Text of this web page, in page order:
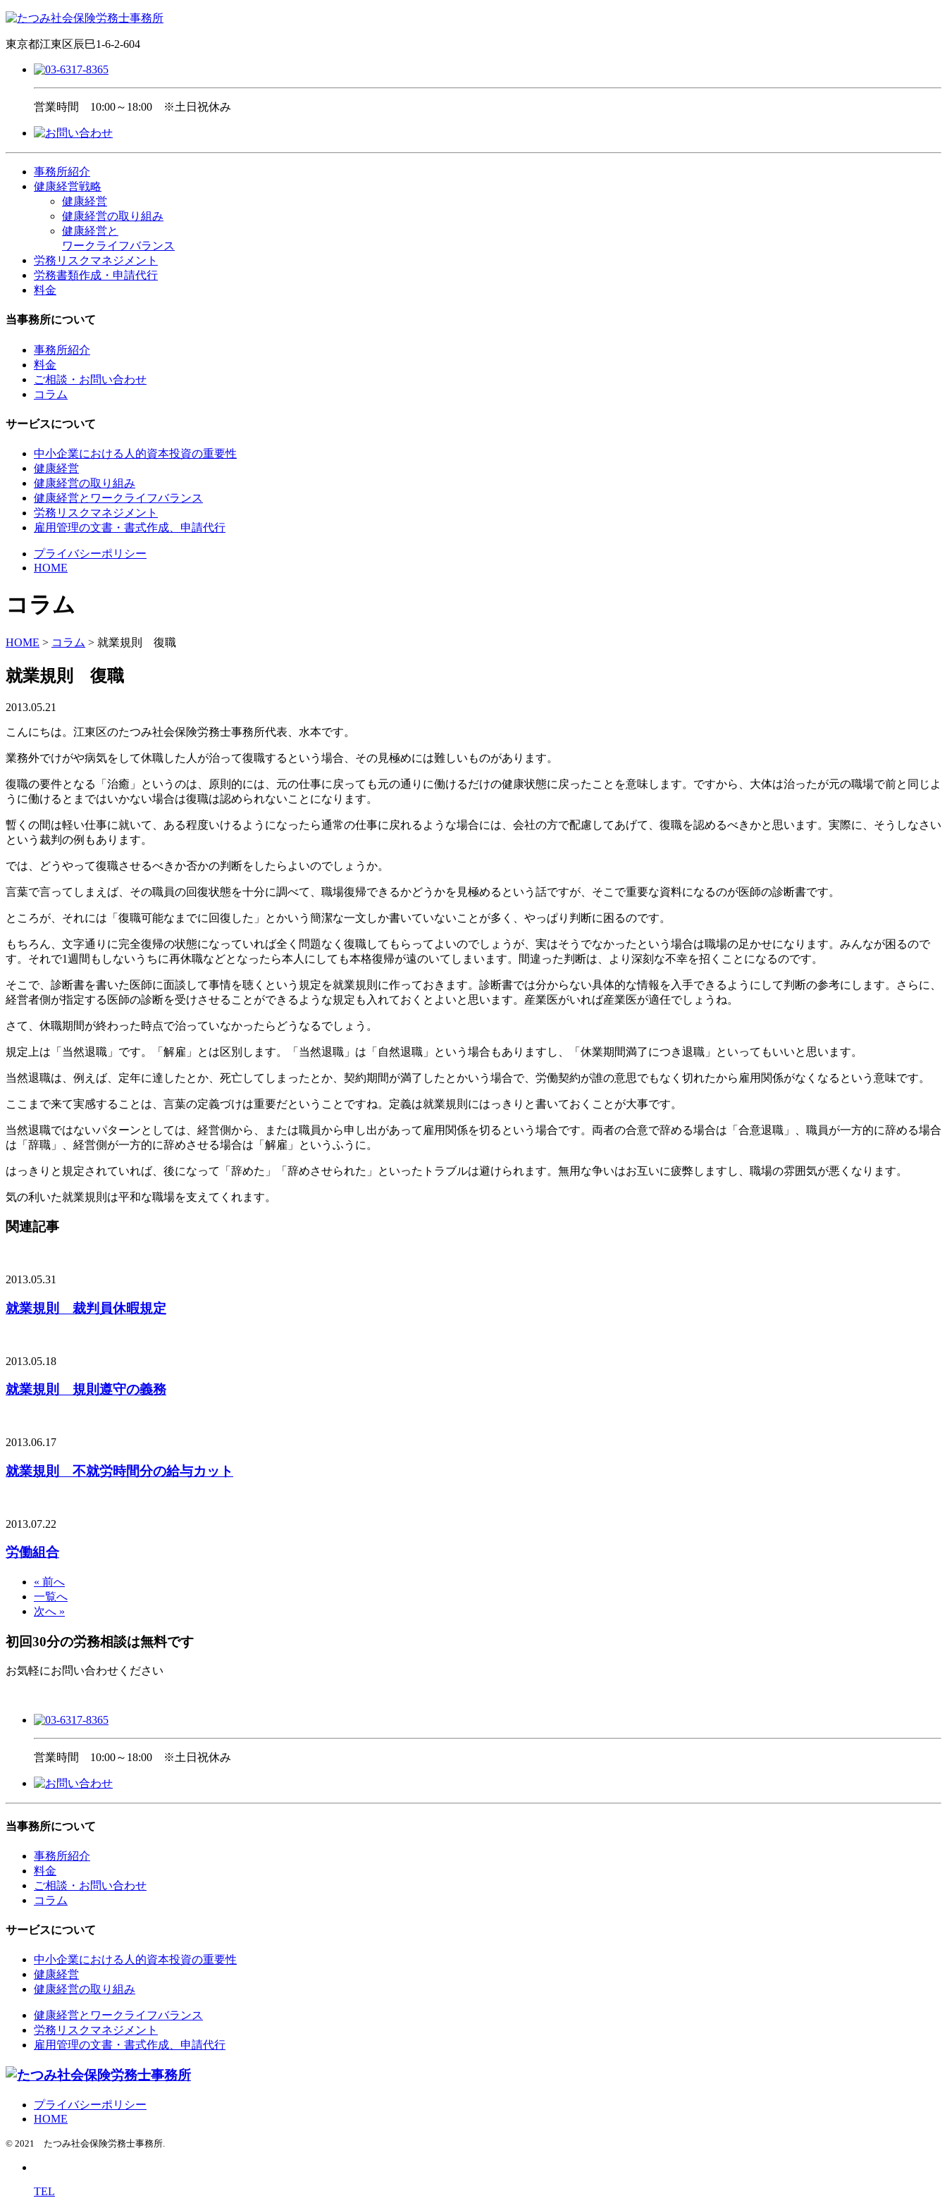
東京都江東区辰巳1-6-2-604
営業時間 10:00～18:00 ※土日祝休み
事務所紹介
健康経営戦略
健康経営
健康経営の取り組み
健康経営と
ワークライフバランス
労務リスクマネジメント
労務書類作成・申請代行
料金
当事務所について
事務所紹介
料金
ご相談・お問い合わせ
コラム
サービスについて
中小企業における人的資本投資の重要性
健康経営
健康経営の取り組み
健康経営とワークライフバランス
労務リスクマネジメント
雇用管理の文書・書式作成、申請代行
プライバシーポリシー
HOME
コラム
HOME > コラム > 就業規則 復職
就業規則 復職
2013.05.21
こんにちは。江東区のたつみ社会保険労務士事務所代表、水本です。
業務外でけがや病気をして休職した人が治って復職するという場合、その見極めには難しいものがあります。
復職の要件となる「治癒」というのは、原則的には、元の仕事に戻っても元の通りに働けるだけの健康状態に戻ったことを意味します。ですから、大体は治ったが元の職場で前と同じよ
うに働けるとまではいかない場合は復職は認められないことになります。
暫くの間は軽い仕事に就いて、ある程度いけるようになったら通常の仕事に戻れるような場合には、会社の方で配慮してあげて、復職を認めるべきかと思います。実際に、そうしなさい
という裁判の例もあります。
では、どうやって復職させるべきか否かの判断をしたらよいのでしょうか。
言葉で言ってしまえば、その職員の回復状態を十分に調べて、職場復帰できるかどうかを見極めるという話ですが、そこで重要な資料になるのが医師の診断書です。
ところが、それには「復職可能なまでに回復した」とかいう簡潔な一文しか書いていないことが多く、やっぱり判断に困るのです。
もちろん、文字通りに完全復帰の状態になっていれば全く問題なく復職してもらってよいのでしょうが、実はそうでなかったという場合は職場の足かせになります。みんなが困るので
す。それで1週間もしないうちに再休職などとなったら本人にしても本格復帰が遠のいてしまいます。間違った判断は、より深刻な不幸を招くことになるのです。
そこで、診断書を書いた医師に面談して事情を聴くという規定を就業規則に作っておきます。診断書では分からない具体的な情報を入手できるようにして判断の参考にします。さらに、
経営者側が指定する医師の診断を受けさせることができるような規定も入れておくとよいと思います。産業医がいれば産業医が適任でしょうね。
さて、休職期間が終わった時点で治っていなかったらどうなるでしょう。
規定上は「当然退職」です。「解雇」とは区別します。「当然退職」は「自然退職」という場合もありますし、「休業期間満了につき退職」といってもいいと思います。
当然退職は、例えば、定年に達したとか、死亡してしまったとか、契約期間が満了したとかいう場合で、労働契約が誰の意思でもなく切れたから雇用関係がなくなるという意味です。
ここまで来て実感することは、言葉の定義づけは重要だということですね。定義は就業規則にはっきりと書いておくことが大事です。
当然退職ではないパターンとしては、経営側から、または職員から申し出があって雇用関係を切るという場合です。両者の合意で辞める場合は「合意退職」、職員が一方的に辞める場合
は「辞職」、経営側が一方的に辞めさせる場合は「解雇」というふうに。
はっきりと規定されていれば、後になって「辞めた」「辞めさせられた」といったトラブルは避けられます。無用な争いはお互いに疲弊しますし、職場の雰囲気が悪くなります。
気の利いた就業規則は平和な職場を支えてくれます。
関連記事
2013.05.31
就業規則 裁判員休暇規定
2013.05.18
就業規則 規則遵守の義務
2013.06.17
就業規則 不就労時間分の給与カット
2013.07.22
労働組合
« 前へ
一覧へ
次へ »
初回30分の労務相談は無料です
お気軽にお問い合わせください
営業時間 10:00～18:00 ※土日祝休み
当事務所について
事務所紹介
料金
ご相談・お問い合わせ
コラム
サービスについて
中小企業における人的資本投資の重要性
健康経営
健康経営の取り組み
健康経営とワークライフバランス
労務リスクマネジメント
雇用管理の文書・書式作成、申請代行
プライバシーポリシー
HOME
© 2021 たつみ社会保険労務士事務所.
TEL